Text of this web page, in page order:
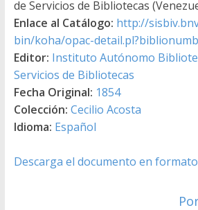
de Servicios de Bibliotecas
Enlace al Catálogo: http://
bin/koha/opac-
Editor: Instituto Autónomo
Servicios de Bibliotecas
Fecha Original: 1854
Colección: Cecilio Acosta
Idioma: Español
Descarga el documento en